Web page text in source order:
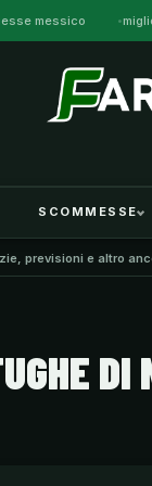
messico
SCOMMESSE
previsioni e altro